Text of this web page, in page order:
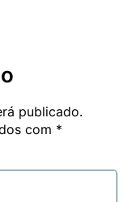
publicado.
com *